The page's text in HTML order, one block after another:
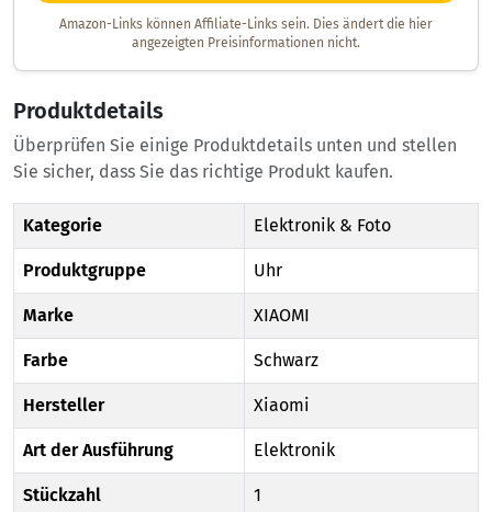
Amazon-Links können Affiliate-Links sein. Dies ändert die hier
angezeigten Preisinformationen nicht.
Produktdetails
Überprüfen Sie einige Produktdetails unten und stellen
Sie sicher, dass Sie das richtige Produkt kaufen.
Kategorie Elektronik & Foto
Produktgruppe Uhr
Marke XIAOMI
Farbe Schwarz
Hersteller Xiaomi
Art der Ausführung Elektronik
Stückzahl 1